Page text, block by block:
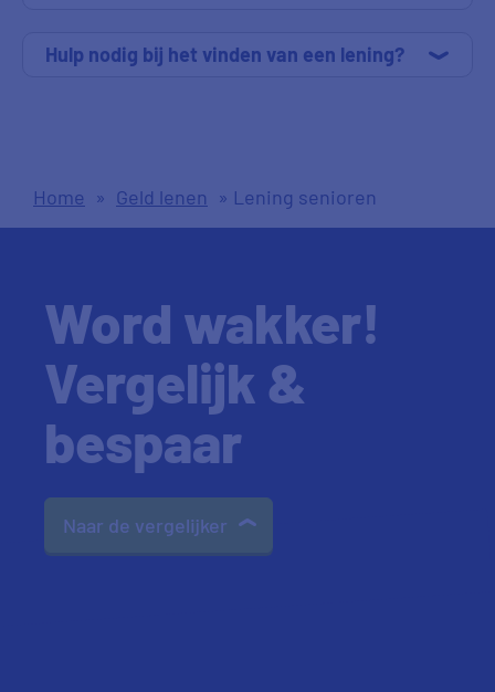
Hulp nodig bij het vinden van een lening?
Home » Geld lenen » Lening senioren
Word wakker!
Vergelijk &
bespaar
Naar de vergelijker